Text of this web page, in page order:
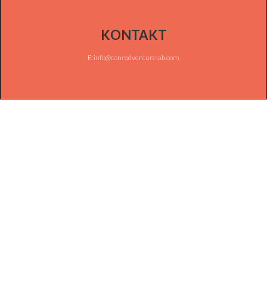
KONTAKT
E:info@conrodventurelab.com